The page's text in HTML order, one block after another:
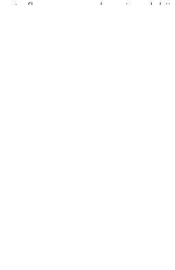
te floreren, maar draag je ook bij